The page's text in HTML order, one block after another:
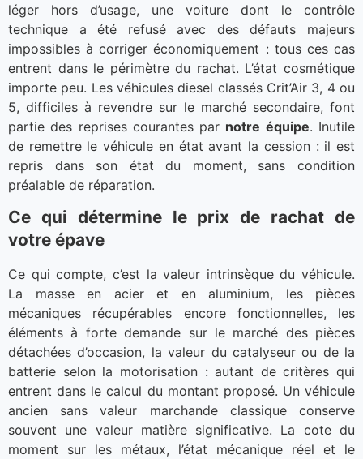
léger hors d’usage, une voiture dont le contrôle
technique a été refusé avec des défauts majeurs
impossibles à corriger économiquement : tous ces cas
entrent dans le périmètre du rachat. L’état cosmétique
importe peu. Les véhicules diesel classés Crit’Air 3, 4 ou
5, difficiles à revendre sur le marché secondaire, font
partie des reprises courantes par notre équipe. Inutile
de remettre le véhicule en état avant la cession : il est
repris dans son état du moment, sans condition
préalable de réparation.
Ce qui détermine le prix de rachat de
votre épave
Ce qui compte, c’est la valeur intrinsèque du véhicule.
La masse en acier et en aluminium, les pièces
mécaniques récupérables encore fonctionnelles, les
éléments à forte demande sur le marché des pièces
détachées d’occasion, la valeur du catalyseur ou de la
batterie selon la motorisation : autant de critères qui
entrent dans le calcul du montant proposé. Un véhicule
ancien sans valeur marchande classique conserve
souvent une valeur matière significative. La cote du
moment sur les métaux, l’état mécanique réel et le